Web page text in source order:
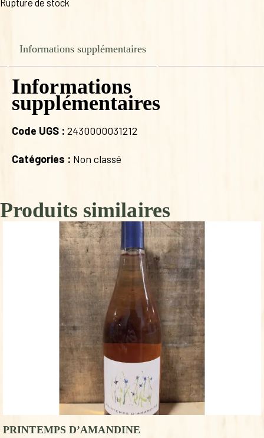
Rupture de stock
Informations supplémentaires
Informations
supplémentaires
Code UGS : 2430000031212
Catégories : Non classé
Produits similaires
PRINTEMPS D’AMANDINE